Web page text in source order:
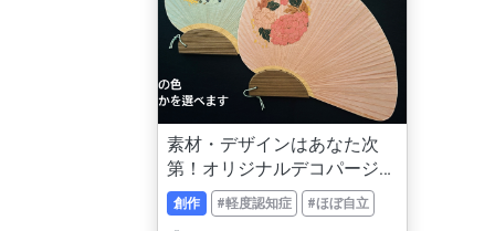
素材・デザインはあなた次
第！オリジナルデコパージ
ュ作り
創作 #軽度認知症 #ほぼ自立